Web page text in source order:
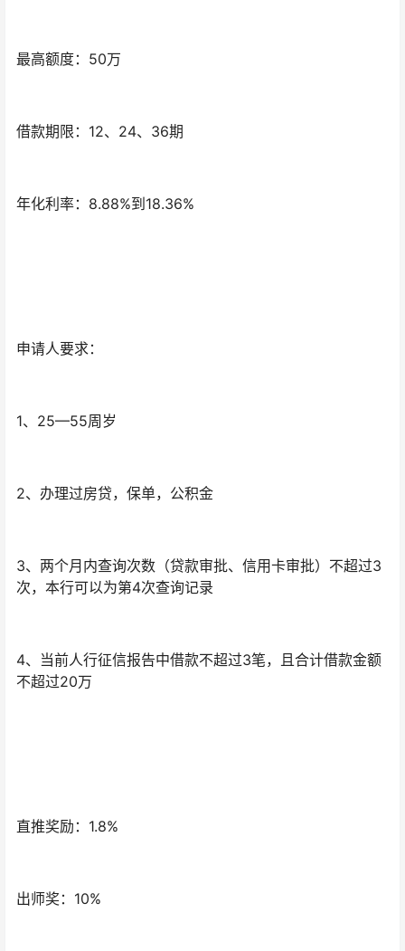
最高额度：50万
借款期限：12、24、36期
年化利率：8.88%到18.36%
申请人要求：
1、25—55周岁
2、办理过房贷，保单，公积金
3、两个月内查询次数（贷款审批、信用卡审批）不超过3
次，本行可以为第4次查询记录
4、当前人行征信报告中借款不超过3笔，且合计借款金额
不超过20万
直推奖励：1.8%
出师奖：10%